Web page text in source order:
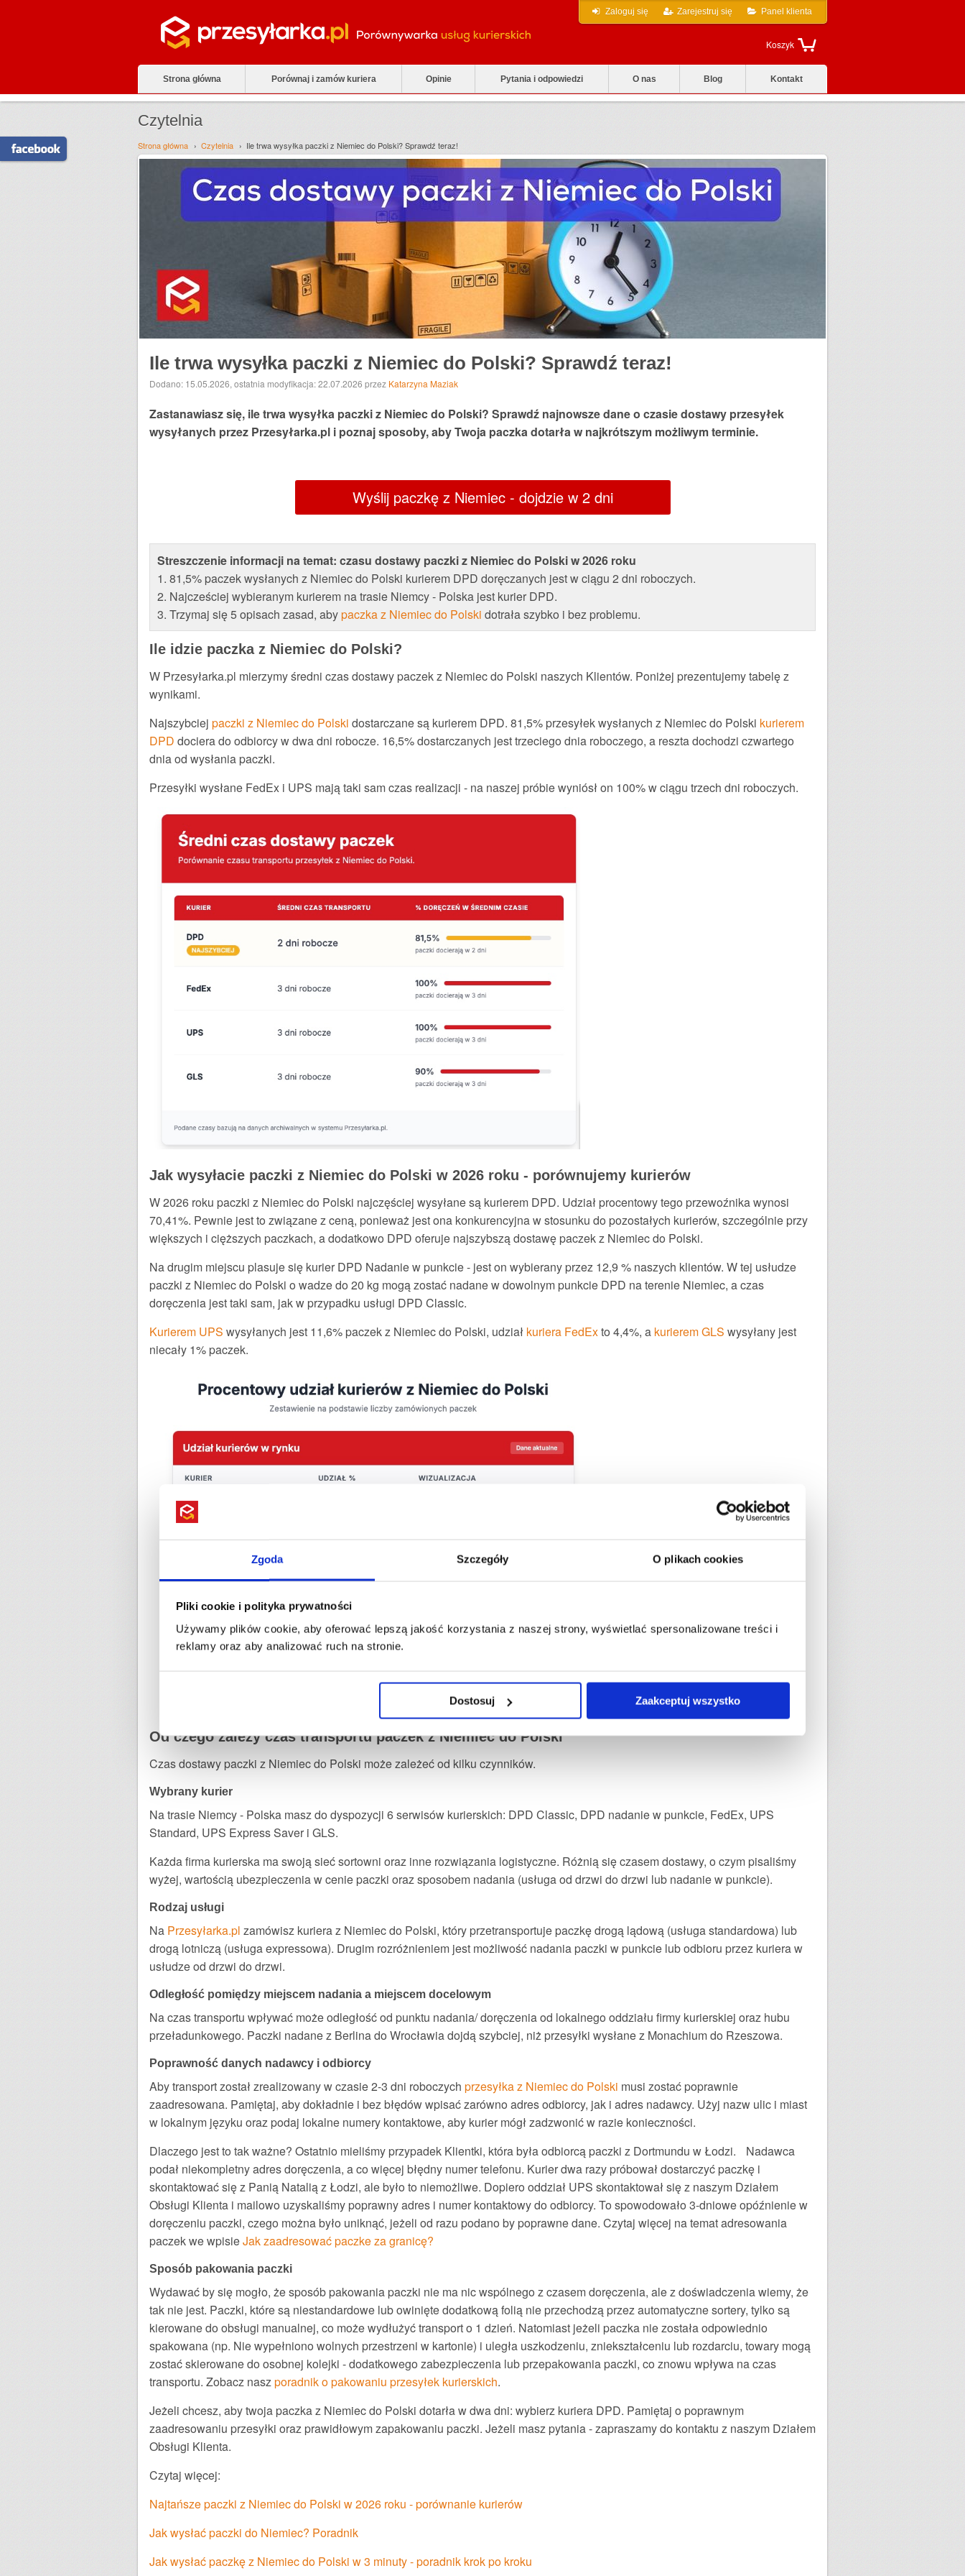
Zgoda Szczegóły O plikach cookies
Pliki cookie i polityka prywatności
Używamy plików cookie, aby oferować lepszą jakość korzystania z naszej strony, wyświetlać spersonalizowane treści i
reklamy oraz aby analizować ruch na stronie.
Dostosuj Zaakceptuj wszystko
Zaloguj się Zarejestruj się Panel klienta
Koszyk
Strona główna Porównaj i zamów kuriera Opinie Pytania i odpowiedzi O nas Blog Kontakt
Czytelnia
Strona główna Czytelnia Ile trwa wysyłka paczki z Niemiec do Polski? Sprawdź teraz!
Ile trwa wysyłka paczki z Niemiec do Polski? Sprawdź teraz!
Dodano: 15.05.2026, ostatnia modyfikacja: 22.07.2026 przez Katarzyna Maziak
Zastanawiasz się, ile trwa wysyłka paczki z Niemiec do Polski? Sprawdź najnowsze dane o czasie dostawy przesyłek
wysyłanych przez Przesyłarka.pl i poznaj sposoby, aby Twoja paczka dotarła w najkrótszym możliwym terminie.
Wyślij paczkę z Niemiec - dojdzie w 2 dni
Streszczenie informacji na temat: czasu dostawy paczki z Niemiec do Polski w 2026 roku
1. 81,5% paczek wysłanych z Niemiec do Polski kurierem DPD doręczanych jest w ciągu 2 dni roboczych.
2. Najcześciej wybieranym kurierem na trasie Niemcy - Polska jest kurier DPD.
3. Trzymaj się 5 opisach zasad, abypaczka z Niemiec do Polski dotrała szybko i bez problemu.
Ile idzie paczka z Niemiec do Polski?
W Przesyłarka.pl mierzymy średni czas dostawy paczek z Niemiec do Polski naszych Klientów. Poniżej prezentujemy tabelę z
wynikami.
Najszybciej paczki z Niemiec do Polski dostarczane są kurierem DPD. 81,5% przesyłek wysłanych z Niemiec do Polski kurierem
DPD dociera do odbiorcy w dwa dni robocze. 16,5% dostarczanych jest trzeciego dnia roboczego, a reszta dochodzi czwartego
dnia od wysłania paczki.
Przesyłki wysłane FedEx i UPS mają taki sam czas realizacji - na naszej próbie wyniósł on 100% w ciągu trzech dni roboczych.
Jak wysyłacie paczki z Niemiec do Polski w 2026 roku - porównujemy kurierów
W 2026 roku paczki z Niemiec do Polski najczęściej wysyłane są kurierem DPD. Udział procentowy tego przewoźnika wynosi
70,41%. Pewnie jest to związane z ceną, ponieważ jest ona konkurencyjna w stosunku do pozostałych kurierów, szczególnie przy
większych i cięższych paczkach, a dodatkowo DPD oferuje najszybszą dostawę paczek z Niemiec do Polski.
Na drugim miejscu plasuje się kurier DPD Nadanie w punkcie - jest on wybierany przez 12,9 % naszych klientów. W tej usłudze
paczki z Niemiec do Polski o wadze do 20 kg mogą zostać nadane w dowolnym punkcie DPD na terenie Niemiec, a czas
doręczenia jest taki sam, jak w przypadku usługi DPD Classic.
Kurierem UPS wysyłanych jest 11,6% paczek z Niemiec do Polski, udział kuriera FedExto 4,4%, a kurierem GLS wysyłany jest
niecały 1% paczek.
Od czego zależy czas transportu paczek z Niemiec do Polski
Czas dostawy paczki z Niemiec do Polski może zależeć od kilku czynników.
Wybrany kurier
Na trasie Niemcy - Polska masz do dyspozycji 6 serwisów kurierskich: DPD Classic, DPD nadanie w punkcie, FedEx, UPS
Standard, UPS Express Saver i GLS.
Każda firma kurierska ma swoją sieć sortowni oraz inne rozwiązania logistyczne. Różnią się czasem dostawy, o czym pisaliśmy
wyżej, wartością ubezpieczenia w cenie paczki oraz sposobem nadania (usługa od drzwi do drzwi lub nadanie w punkcie).
Rodzaj usługi
Na Przesyłarka.pl zamówisz kuriera z Niemiec do Polski, który przetransportuje paczkę drogą lądową (usługa standardowa) lub
drogą lotniczą (usługa expressowa). Drugim rozróżnieniem jest możliwość nadania paczki w punkcie lub odbioru przez kuriera w
usłudze od drzwi do drzwi.
Odległość pomiędzy miejscem nadania a miejscem docelowym
Na czas transportu wpływać może odległość od punktu nadania/ doręczenia od lokalnego oddziału firmy kurierskiej oraz hubu
przeładunkowego. Paczki nadane z Berlina do Wrocławia dojdą szybciej, niż przesyłki wysłane z Monachium do Rzeszowa.
Poprawność danych nadawcy i odbiorcy
Aby transport został zrealizowany w czasie 2-3 dni roboczych przesyłka z Niemiec do Polski musi zostać poprawnie
zaadresowana. Pamiętaj, aby dokładnie i bez błędów wpisać zarówno adres odbiorcy, jak i adres nadawcy. Użyj nazw ulic i miast
w lokalnym języku oraz podaj lokalne numery kontaktowe, aby kurier mógł zadzwonić w razie konieczności.
Dlaczego jest to tak ważne? Ostatnio mieliśmy przypadek Klientki, która była odbiorcą paczki z Dortmundu w Łodzi. Nadawca
podał niekompletny adres doręczenia, a co więcej błędny numer telefonu. Kurier dwa razy próbował dostarczyć paczkę i
skontaktować się z Panią Natalią z Łodzi, ale było to niemożliwe. Dopiero oddział UPS skontaktował się z naszym Działem
Obsługi Klienta i mailowo uzyskaliśmy poprawny adres i numer kontaktowy do odbiorcy. To spowodowało 3-dniowe opóźnienie w
doręczeniu paczki, czego można było uniknąć, jeżeli od razu podano by poprawne dane. Czytaj więcej na temat adresowania
paczek we wpisieJak zaadresować paczke za granicę?
Sposób pakowania paczki
Wydawać by się mogło, że sposób pakowania paczki nie ma nic wspólnego z czasem doręczenia, ale z doświadczenia wiemy, że
tak nie jest. Paczki, które są niestandardowe lub owinięte dodatkową folią nie przechodzą przez automatyczne sortery, tylko są
kierowane do obsługi manualnej, co może wydłużyć transport o 1 dzień. Natomiast jeżeli paczka nie została odpowiednio
spakowana (np. Nie wypełniono wolnych przestrzeni w kartonie) i uległa uszkodzeniu, zniekształceniu lub rozdarciu, towary mogą
zostać skierowane do osobnej kolejki - dodatkowego zabezpieczenia lub przepakowania paczki, co znowu wpływa na czas
transportu. Zobacz naszporadnik o pakowaniu przesyłek kurierskich.
Jeżeli chcesz, aby twoja paczka z Niemiec do Polski dotarła w dwa dni: wybierz kuriera DPD. Pamiętaj o poprawnym
zaadresowaniu przesyłki oraz prawidłowym zapakowaniu paczki. Jeżeli masz pytania - zapraszamy do kontaktu z naszym Działem
Obsługi Klienta.
Czytaj więcej:
Najtańsze paczki z Niemiec do Polski w 2026 roku - porównanie kurierów
Jak wysłać paczki do Niemiec? Poradnik
Jak wysłać paczkę z Niemiec do Polski w 3 minuty - poradnik krok po kroku